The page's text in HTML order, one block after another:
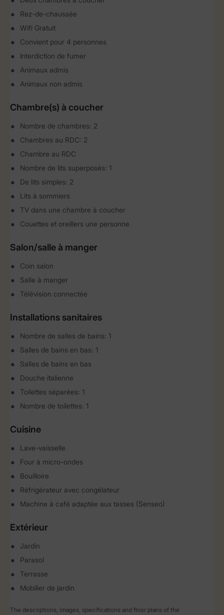
Rez-de-chaussée
Wifi Gratuit
Convient pour 4 personnes
Interdiction de fumer
Animaux admis
Animaux non admis
Chambre(s) à coucher
Nombre de chambres: 2
Chambres au RDC: 2
Chambre au RDC
Nombre de lits superposés: 1
De lits simples: 2
Lits à sommiers
TV dans une chambre à coucher
Couettes et oreillers une personne
Salon/salle à manger
Coin salon
Salle à manger
Télévision connectée
Installations sanitaires
Nombre de salles de bains: 1
Salles de bains en bas: 1
Salles de bains en bas
Douche italienne
Toilettes séparées: 1
Nombre de toilettes: 1
Cuisine
Lave-vaisselle
Four à micro-ondes
Bouilloire
Réfrigérateur avec congélateur
Machine à café adaptée aux tasses (Senseo)
Extérieur
Jardin
Parasol
Terrasse
Mobilier de jardin
The descriptions, images, specifications and floor plans of the